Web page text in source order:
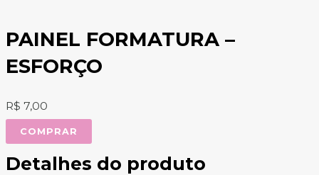
PAINEL FORMATURA –
ESFORÇO
R$ 7,00
COMPRAR
Detalhes do produto